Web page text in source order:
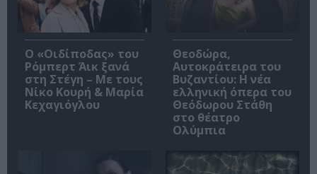
O «Οιδίποδας» του
Ρόμπερτ Άικ ξανά
στη Στέγη – Με τους
Νίκο Κουρή & Μαρία
Κεχαγιόγλου
Θεοδώρα,
Αυτοκράτειρα του
Βυζαντίου: Η νέα
ελληνική όπερα του
Θεόδωρου Στάθη
στο θέατρο
Ολύμπια